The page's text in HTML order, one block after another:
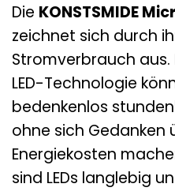
Die KONSTSMIDE
zeichnet sich durch
Stromverbrauch
LED-Technologie
bedenkenlos
ohne sich Gedanken
Energiekosten
sind LEDs langlebig